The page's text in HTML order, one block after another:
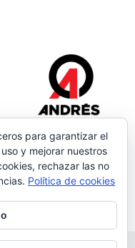
para garantizar el
y mejorar nuestros
rechazar las no
Política de cookies